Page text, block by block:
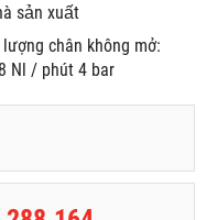
sản xuất
chân không mở:
Nl / phút 4 bar